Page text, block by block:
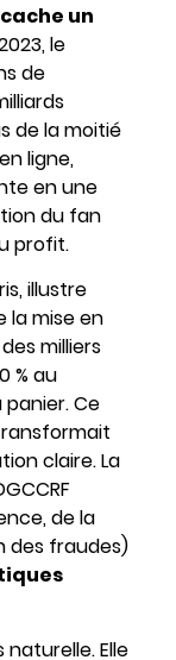
un
le
de
de la moitié
ligne,
en une
du fan
profit.
illustre
la mise en
milliers
% au
Ce
claire. La
de la
des fraudes)
Elle